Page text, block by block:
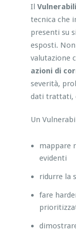
Il
tecnica che
presenti su
esposti.
valutazione
azioni di
severità,
dati trattati,
Un
mappare
evidenti
ridurre la
fare